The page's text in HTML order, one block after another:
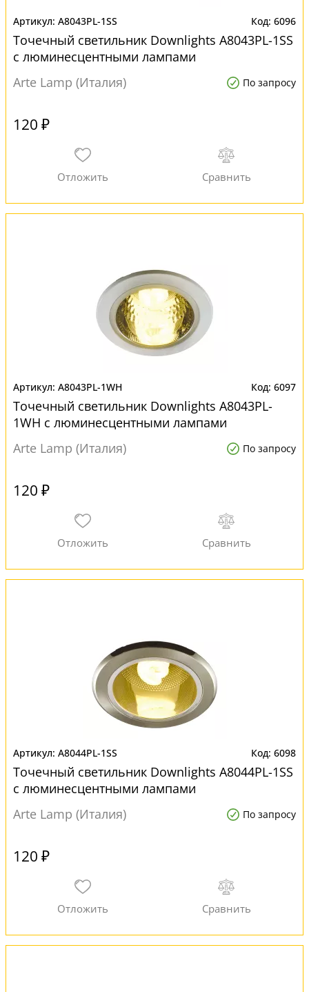
A8043PL-1SS 6096
Точечный светильник Downlights A8043PL-1SS
с люминесцентными лампами
Arte Lamp (Италия)
По запросу
120 ₽
A8043PL-1WH 6097
Точечный светильник Downlights A8043PL-
1WH с люминесцентными лампами
Arte Lamp (Италия)
По запросу
120 ₽
A8044PL-1SS 6098
Точечный светильник Downlights A8044PL-1SS
с люминесцентными лампами
Arte Lamp (Италия)
По запросу
120 ₽